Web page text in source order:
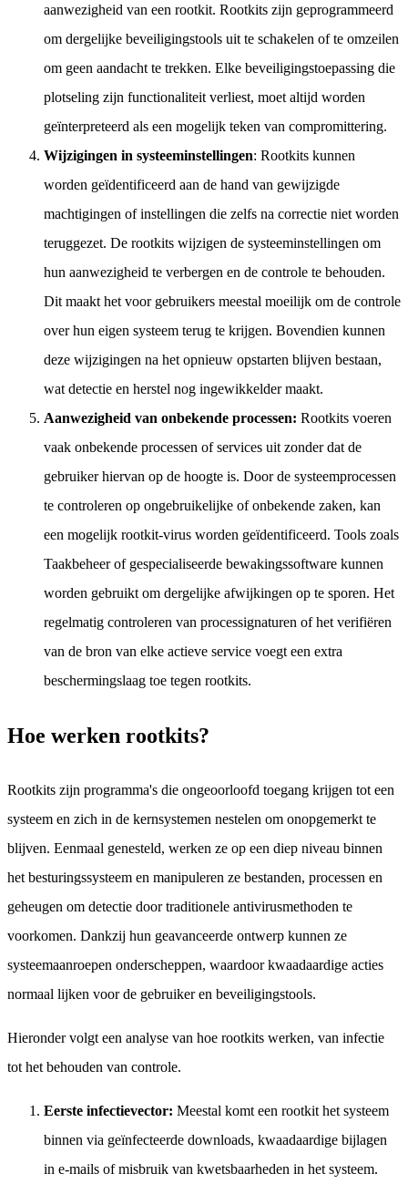
aanwezigheid van een rootkit. Rootkits zijn geprogrammeerd
om dergelijke beveiligingstools uit te schakelen of te omzeilen
om geen aandacht te trekken. Elke beveiligingstoepassing die
plotseling zijn functionaliteit verliest, moet altijd worden
geïnterpreteerd als een mogelijk teken van compromittering.
Wijzigingen in systeeminstellingen: Rootkits kunnen
worden geïdentificeerd aan de hand van gewijzigde
machtigingen of instellingen die zelfs na correctie niet worden
teruggezet. De rootkits wijzigen de systeeminstellingen om
hun aanwezigheid te verbergen en de controle te behouden.
Dit maakt het voor gebruikers meestal moeilijk om de controle
over hun eigen systeem terug te krijgen. Bovendien kunnen
deze wijzigingen na het opnieuw opstarten blijven bestaan,
wat detectie en herstel nog ingewikkelder maakt.
Aanwezigheid van onbekende processen: Rootkits voeren
vaak onbekende processen of services uit zonder dat de
gebruiker hiervan op de hoogte is. Door de systeemprocessen
te controleren op ongebruikelijke of onbekende zaken, kan
een mogelijk rootkit-virus worden geïdentificeerd. Tools zoals
Taakbeheer of gespecialiseerde bewakingssoftware kunnen
worden gebruikt om dergelijke afwijkingen op te sporen. Het
regelmatig controleren van processignaturen of het verifiëren
van de bron van elke actieve service voegt een extra
beschermingslaag toe tegen rootkits.
Hoe werken rootkits?
Rootkits zijn programma's die ongeoorloofd toegang krijgen tot een
systeem en zich in de kernsystemen nestelen om onopgemerkt te
blijven. Eenmaal genesteld, werken ze op een diep niveau binnen
het besturingssysteem en manipuleren ze bestanden, processen en
geheugen om detectie door traditionele antivirusmethoden te
voorkomen. Dankzij hun geavanceerde ontwerp kunnen ze
systeemaanroepen onderscheppen, waardoor kwaadaardige acties
normaal lijken voor de gebruiker en beveiligingstools.
Hieronder volgt een analyse van hoe rootkits werken, van infectie
tot het behouden van controle.
Eerste infectievector: Meestal komt een rootkit het systeem
binnen via geïnfecteerde downloads, kwaadaardige bijlagen
in e-mails of misbruik van kwetsbaarheden in het systeem.